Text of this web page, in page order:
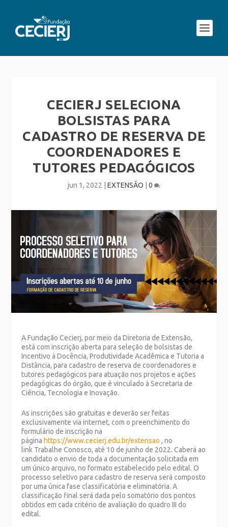
CECIERJ SELECIONA
BOLSISTAS PARA
CADASTRO DE RESERVA DE
COORDENADORES E
TUTORES PEDAGÓGICOS
jun 1, 2022 EXTENSÃO 0
A Fundação Cecierj, por meio da Diretoria de Extensão,
está com inscrição aberta para seleção de bolsistas de
Incentivo à Docência, Produtividade Acadêmica e Tutoria a
Distância, para cadastro de reserva de coordenadores e
tutores pedagógicos para atuação nos projetos e ações
pedagógicas do órgão, que é vinculado à Secretaria de
Ciência, Tecnologia e Inovação.
As inscrições são gratuitas e deverão ser feitas
exclusivamente via internet, com o preenchimento do
formulário de inscrição na
página https://www.cecierj.edu.br/extensao , no
link Trabalhe Conosco, até 10 de junho de 2022. Caberá ao
candidato o envio de toda a documentação solicitada em
um único arquivo, no formato estabelecido pelo edital. O
processo seletivo para cadastro de reserva será composto
por uma única fase classificatória e eliminatória. A
classificação final será dada pelo somatório dos pontos
obtidos em cada critério de avaliação do quadro III do
edital.